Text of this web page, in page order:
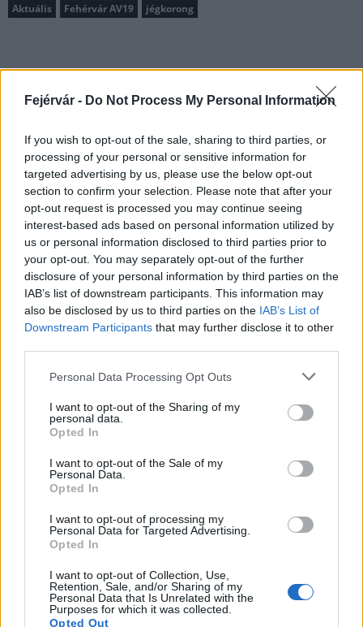
Fejérvár - Do Not Process My Personal Information
If you wish to opt-out of the sale, sharing to third parties, or
processing of your personal or sensitive information for
targeted advertising by us, please use the below opt-out
section to confirm your selection. Please note that after your
opt-out request is processed you may continue seeing
interest-based ads based on personal information utilized by
us or personal information disclosed to third parties prior to
your opt-out. You may separately opt-out of the further
disclosure of your personal information by third parties on the
IAB’s list of downstream participants. This information may
also be disclosed by us to third parties on the IAB’s List of
Downstream Participants that may further disclose it to other
Please note that this website/app uses one or more Google
not limited to your visit or usage behaviour. You may click to
grant or deny consent to Google and its third-party tags to
use your data for below specified purposes in below Google
consent section.
Personal Data Processing Opt Outs
I want to opt-out of the Sharing of my
personal data.
Opted In
I want to opt-out of the Sale of my
Personal Data.
Opted In
I want to opt-out of processing my
Personal Data for Targeted Advertising.
Opted In
I want to opt-out of Collection, Use,
Retention, Sale, and/or Sharing of my
Personal Data that Is Unrelated with the
Purposes for which it was collected.
Opted Out
Aktuális Fehérvár AV19 jégkorong
autópálya útépítés M1-es autópálya Bicske
M1 bővítés: már zajlik a teljesen új Bicske Kelet
csomópont építése
különszintű csomópontot hoz létre az MKIF az M1-es
bővítésénél.
Új gyalogosátkelők és jelzőlámpás
csomópont épül Angyalföldön
Másfélszeresére bővítik